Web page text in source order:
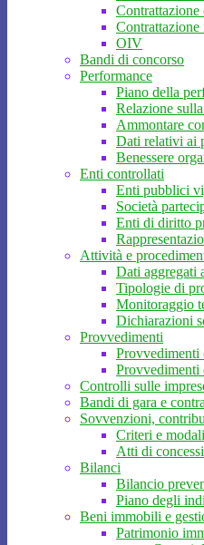
Contrattazione
Contrattazione
OIV
Bandi di concorso
Performance
Piano della
Relazione
Ammontare
Dati relativi ai
Benessere
Enti controllati
Enti pubblici
Società
Enti di diritto
Attività e
Dati aggregati
Tipologie di
Monitoraggio
Dichiarazioni
Provvedimenti
Provvedimenti
Controlli sulle
Bandi di gara e
Sovvenzioni,
Criteri e
Atti di
Bilanci
Bilancio
Piano degli
Beni immobili e
Patrimonio